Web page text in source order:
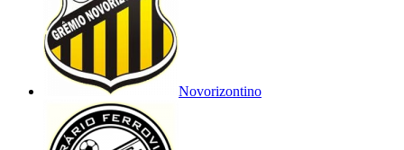
Novorizontino